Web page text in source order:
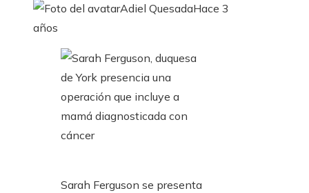
Adiel QuesadaHace 3
años
Sarah Ferguson se presenta